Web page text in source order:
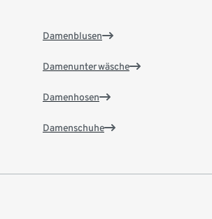
Damenblusen
Damenunterwäsche
Damenhosen
Damenschuhe